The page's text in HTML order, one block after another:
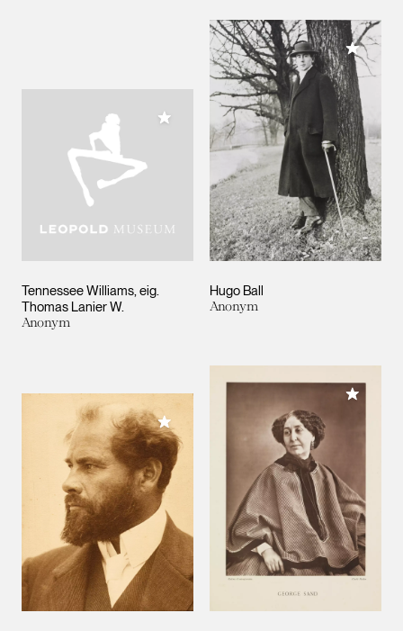
Tennessee Williams, eig.
Thomas Lanier W.
Anonym
Meiner Sammlung hinzufügen
Hugo Ball
Anonym
Meiner
Meiner Sammlung hinzufügen
Meiner